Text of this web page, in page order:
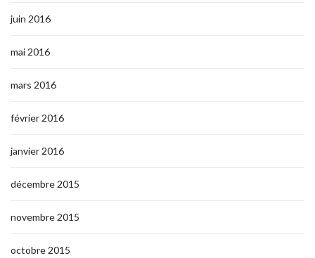
juin 2016
mai 2016
mars 2016
février 2016
janvier 2016
décembre 2015
novembre 2015
octobre 2015